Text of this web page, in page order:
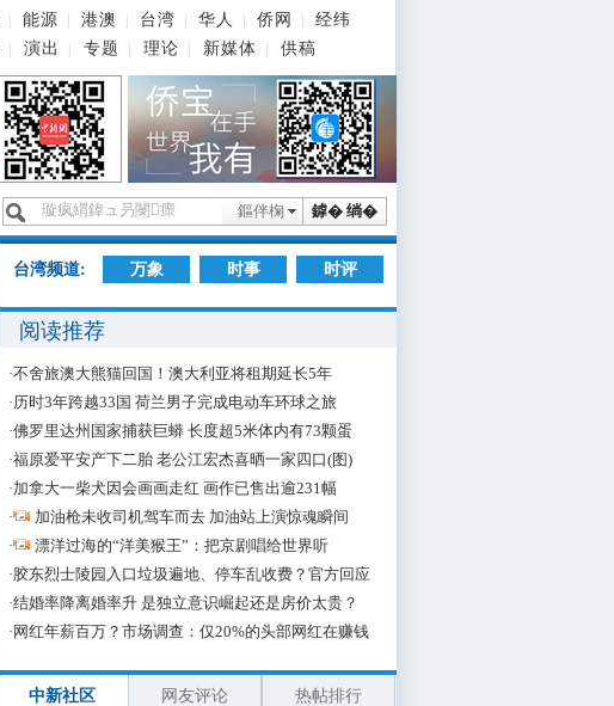
能源 港澳 台湾 华人 侨网
经纬
演出 专题 理论 新媒体 供稿
鎼� 绱�
鏂伴椈
台湾频道: 万象 时事 时评
阅读推荐
·不舍旅澳大熊猫回国！澳大利亚将租期延长5年
·历时3年跨越33国 荷兰男子完成电动车环球之旅
·佛罗里达州国家捕获巨蟒 长度超5米体内有73颗蛋
·福原爱平安产下二胎 老公江宏杰喜晒一家四口(图)
·加拿大一柴犬因会画画走红 画作已售出逾231幅
·
加油枪未收司机驾车而去 加油站上演惊魂瞬间
·
漂洋过海的“洋美猴王”：把京剧唱给世界听
·胶东烈士陵园入口垃圾遍地、停车乱收费？官方回应
·结婚率降离婚率升 是独立意识崛起还是房价太贵？
· 网红年薪百万？市场调查：仅20%的头部网红在赚钱
中新社区 网友评论 热帖排行